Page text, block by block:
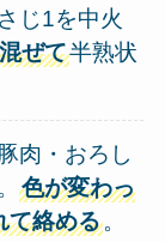
じ1を中火
ぜて半熟状
肉・おろし
色が変わっ
て絡める。